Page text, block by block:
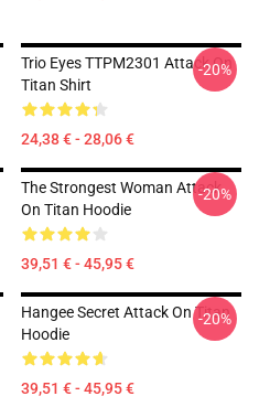
Trio Eyes TTPM2301 Attack On
Titan Shirt
24,38 € - 28,06 €
-20%
The Strongest Woman Attack
On Titan Hoodie
39,51 € - 45,95 €
-20%
Hangee Secret Attack On Titan
Hoodie
39,51 € - 45,95 €
-20%